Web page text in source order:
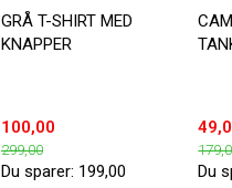
GRÅ T-SHIRT MED
KNAPPER
100,00
299,00
Du sparer: 199,00 Du